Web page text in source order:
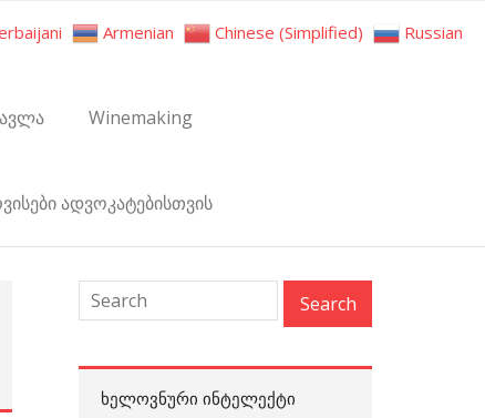
Winemaking
ადვოკატებისთვის
ᲮᲔᲚᲝᲕᲜᲣᲠᲘ ᲘᲜᲢᲔᲚᲔᲥᲢᲘ
Armenian Chinese (Simplified) Russian